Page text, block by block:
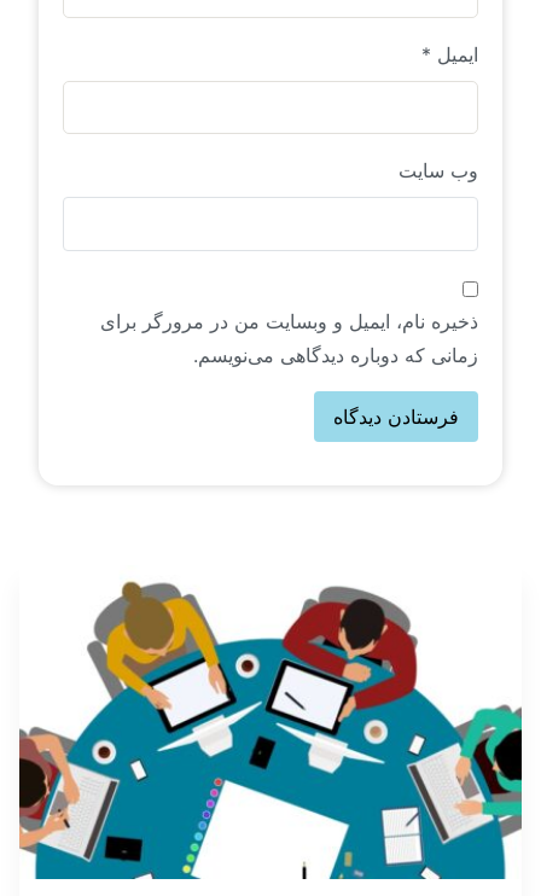
ایمیل *
وب‌ سایت
ذخیره نام، ایمیل و وبسایت من در مرورگر برای
زمانی که دوباره دیدگاهی می‌نویسم.